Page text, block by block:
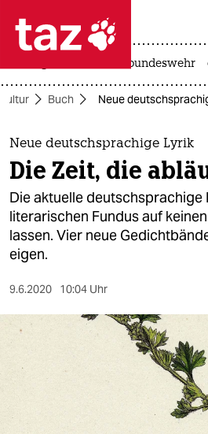
 taz zahl ich
taz zahl ich
themen
politik
öko
gesellschaft
kultur
sport
berlin
wahrheit
bundeswehr
Kultur Buch Neue
Neue deutschsprachige Lyrik
Die Zeit, die
Die aktuelle deutschsprachige
literarischen Fundus auf
lassen. Vier neue
eigen.
9.6.2020 10:04 Uhr